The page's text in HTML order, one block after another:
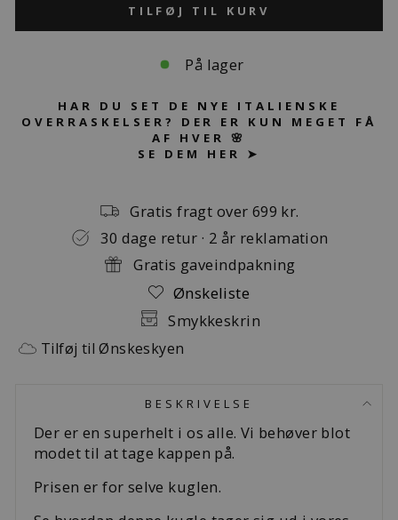
TILFØJ TIL KURV
På lager
HAR DU SET DE NYE ITALIENSKE
OVERRASKELSER? DER ER KUN MEGET FÅ
AF HVER 🌸
SE DEM HER ➤
Gratis fragt over 699 kr.
30 dage retur · 2 år reklamation
Gratis gaveindpakning
Ønskeliste
Smykkeskrin
Tilføj til Ønskeskyen
BESKRIVELSE
Der er en superhelt i os alle. Vi behøver blot
modet til at tage kappen på.
Prisen er for selve kuglen.